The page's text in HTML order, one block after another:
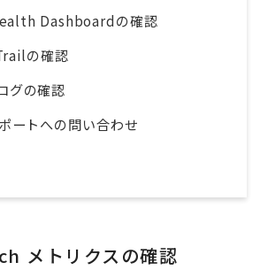
Dashboardの確認
の確認
グの確認
ートへの問い合わせ
メトリクスの確認